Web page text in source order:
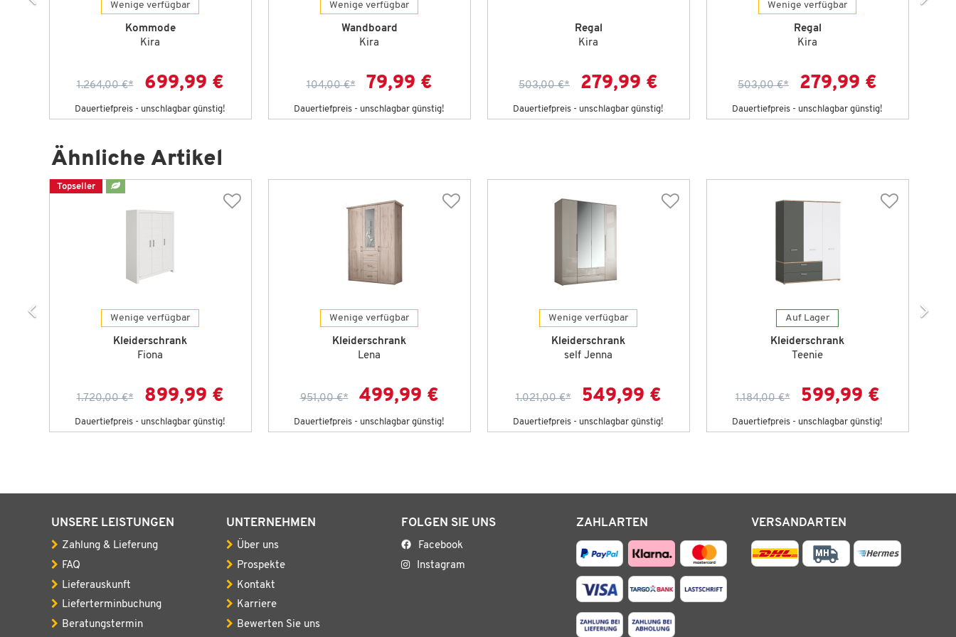
Wenige verfügbar
Kommode
Kira
1.264,00 €* 699,99 €
Dauertiefpreis - unschlagbar günstig!
Wenige verfügbar
Wandboard
Kira
104,00 €* 79,99 €
Dauertiefpreis - unschlagbar günstig!
Regal
Kira
503,00 €* 279,99 €
Dauertiefpreis - unschlagbar günstig!
Wenige verfügbar
Regal
Kira
503,00 €* 279,99 €
Dauertiefpreis - unschlagbar günstig!
Ähnliche Artikel
Topseller
Wenige verfügbar
Kleiderschrank
Fiona
1.720,00 €* 899,99 €
Dauertiefpreis - unschlagbar günstig!
Wenige verfügbar
Kleiderschrank
Lena
951,00 €* 499,99 €
Dauertiefpreis - unschlagbar günstig!
Wenige verfügbar
Kleiderschrank
self Jenna
1.021,00 €* 549,99 €
Dauertiefpreis - unschlagbar günstig!
Auf Lager
Kleiderschrank
Teenie
1.184,00 €* 599,99 €
Dauertiefpreis - unschlagbar günstig!
UNSERE LEISTUNGEN
Zahlung & Lieferung
FAQ
Lieferauskunft
Lieferterminbuchung
Beratungstermin
UNTERNEHMEN
Über uns
Prospekte
Kontakt
Karriere
Bewerten Sie uns
FOLGEN SIE UNS
Facebook
Instagram
ZAHLARTEN VERSANDARTEN